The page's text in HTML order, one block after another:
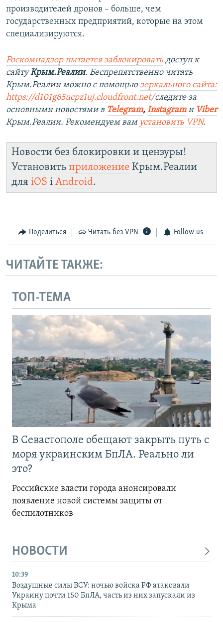
производителей дронов – больше, чем
государственных предприятий, которые на этом
специализируются.
Роскомнадзор пытается заблокировать доступ к
сайтуКрым.Реалии. Беспрепятственно читать
Крым.Реалии можно с помощью зеркального сайта:
https://d101g65ucpz1uj.cloudfront.net/следите за
основными новостями в Telegram, Instagram и Viber
Крым.Реалии. Рекомендуем вам установить VPN.
Новости без блокировки и цензуры!
Установить приложение Крым.Реалии
для iOS і Android.
Поделиться Читать без VPN Follow us
ЧИТАЙТЕ ТАКЖЕ:
ТОП-ТЕМА
В Севастополе обещают закрыть путь с
моря украинским БпЛА. Реально ли
это?
Российские власти города анонсировали
появление новой системы защиты от
беспилотников
НОВОСТИ
10:39
Воздушные силы ВСУ: ночью войска РФ атаковали
Украину почти 150 БпЛА, часть из них запускали из
Крыма